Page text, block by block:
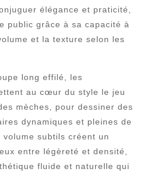
élégance et praticité,
public grâce à sa capacité à
et la texture selon les
long effilé, les
au cœur du style le jeu
mèches, pour dessiner des
dynamiques et pleines de
subtils créent un
entre légèreté et densité,
fluide et naturelle qui